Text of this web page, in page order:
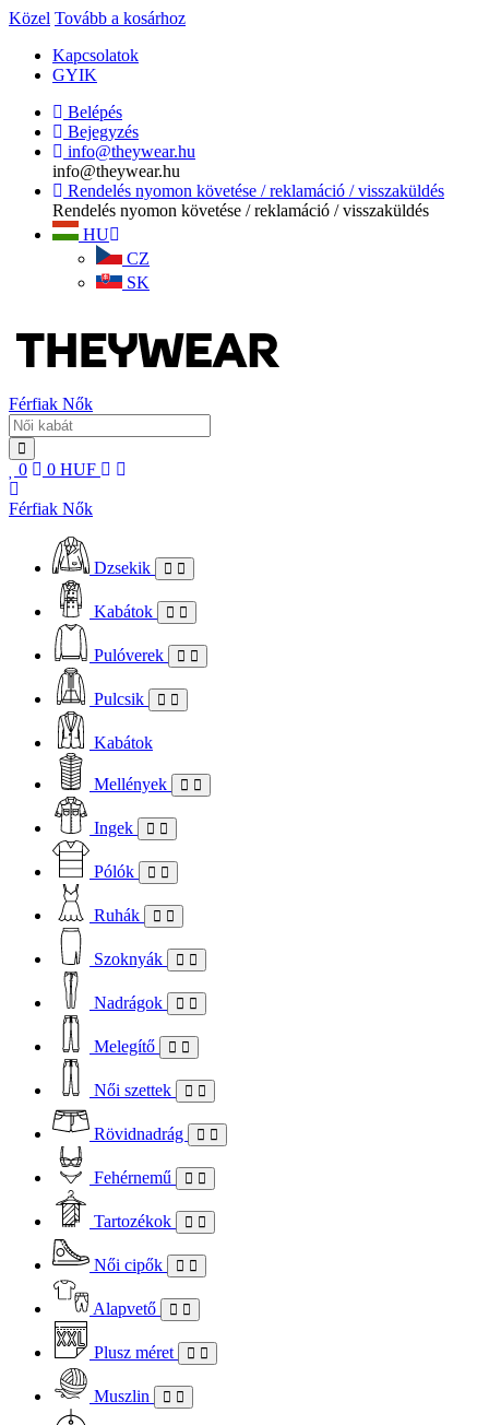
Közel Tovább a kosárhoz
Kapcsolatok
GYIK
Belépés
Bejegyzés
info@theywear.hu
info@theywear.hu
Rendelés nyomon követése / reklamáció / visszaküldés
Rendelés nyomon követése / reklamáció / visszaküldés
HU
CZ
SK
Férfiak Nők
0 0 HUF
Férfiak Nők
Dzsekik
Kabátok
Pulóverek
Pulcsik
Kabátok
Mellények
Ingek
Pólók
Ruhák
Szoknyák
Nadrágok
Melegítő
Női szettek
Rövidnadrág
Fehérnemű
Tartozékok
Női cipők
Alapvető
Plusz méret
Muszlin